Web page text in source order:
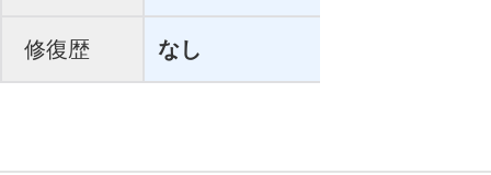
修復歴 なし